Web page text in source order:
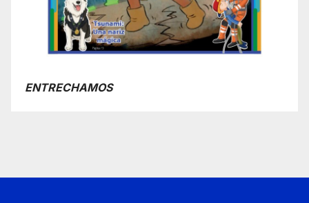
ENTRECHAMOS